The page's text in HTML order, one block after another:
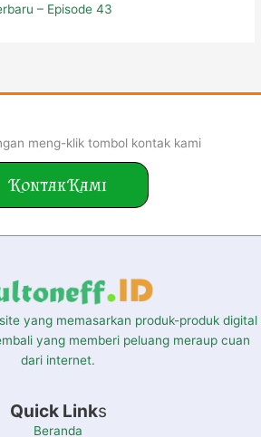
meng-klik tombol kontak kami
Kontak Kami
yang memasarkan produk-produk digital
yang memberi peluang meraup cuan
Quick Link